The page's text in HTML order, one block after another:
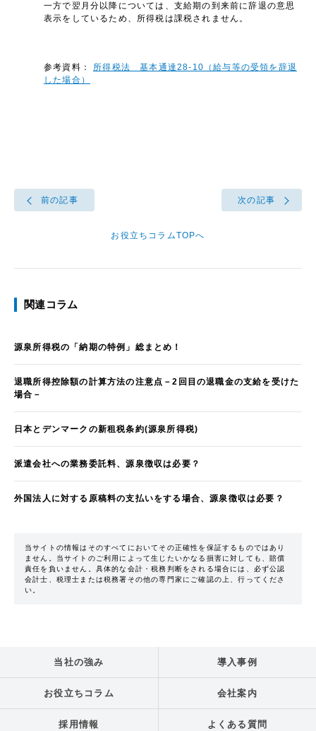
一方で翌月分以降については、支給期の到来前に辞退の意思
表示をしているため、所得税は課税されません。
参考資料： 所得税法 基本通達28-10（給与等の受領を辞退
した場合）
前の記事
お役立ちコラムTOPへ
次の記事
関連コラム
源泉所得税の「納期の特例」総まとめ！
退職所得控除額の計算方法の注意点－2回目の退職金の支給を受けた
場合－
日本とデンマークの新租税条約(源泉所得税)
派遣会社への業務委託料、源泉徴収は必要？
外国法人に対する原稿料の支払いをする場合、源泉徴収は必要？
当サイトの情報はそのすべてにおいてその正確性を保証するものではあり
ません。当サイトのご利用によって生じたいかなる損害に対しても、賠償
責任を負いません。具体的な会計・税務判断をされる場合には、必ず公認
会計士、税理士または税務署その他の専門家にご確認の上、行ってくださ
い。
当社の強み 導入事例
お役立ちコラム 会社案内
採用情報 よくある質問